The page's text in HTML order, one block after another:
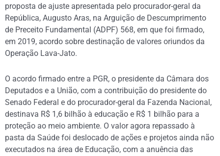
proposta de ajuste apresentada pelo procurador-geral da
República, Augusto Aras, na Arguição de Descumprimento
de Preceito Fundamental (ADPF) 568, em que foi firmado,
em 2019, acordo sobre destinação de valores oriundos da
Operação Lava-Jato.
O acordo firmado entre a PGR, o presidente da Câmara dos
Deputados e a União, com a contribuição do presidente do
Senado Federal e do procurador-geral da Fazenda Nacional,
destinava R$ 1,6 bilhão à educação e R$ 1 bilhão para a
proteção ao meio ambiente. O valor agora repassado à
pasta da Saúde foi deslocado de ações e projetos ainda não
executados na área de Educação, com a anuência das